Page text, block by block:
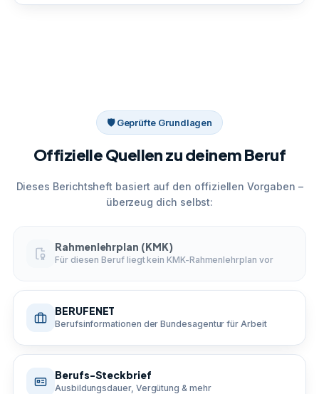
🛡 Geprüfte Grundlagen
Offizielle Quellen zu deinem Beruf
Dieses Berichtsheft basiert auf den offiziellen Vorgaben –
überzeug dich selbst:
Rahmenlehrplan (KMK)
Für diesen Beruf liegt kein KMK-Rahmenlehrplan vor
BERUFENET
Berufsinformationen der Bundesagentur für Arbeit
Berufs-Steckbrief
Ausbildungsdauer, Vergütung & mehr